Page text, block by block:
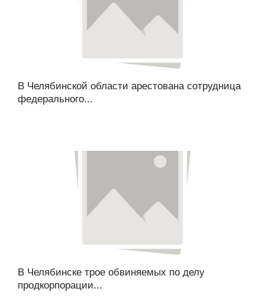
В Челябинской области арестована сотрудница
федерального...
В Челябинске трое обвиняемых по делу
продкорпорации...